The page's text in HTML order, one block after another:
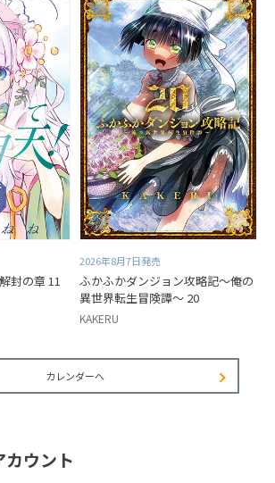
封の章 11
2026年8月7日発売
ふかふかダンジョン攻略記～俺の
異世界転生冒険譚～ 20
KAKERU
カレンダーへ
ウント